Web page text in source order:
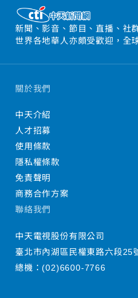
新聞、影音、節目、直播、社
世界各地華人亦頗受歡迎，全
關於我們
中天介紹
人才招募
使用條款
隱私權條款
免責聲明
商務合作方案
聯絡我們
中天電視股份有限公司
臺北市內湖區民權東路六段25
總機：(02)6600-7766